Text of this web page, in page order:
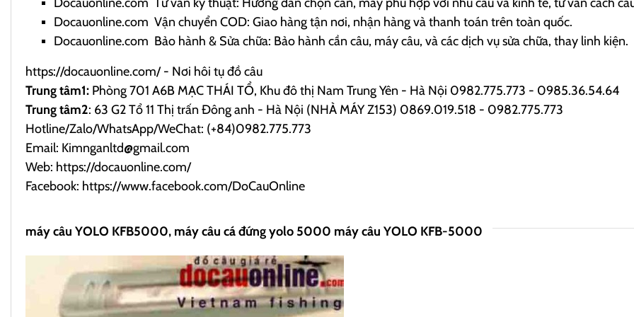
Docauonline.com Vận chuyển COD: Giao hàng tận nơi, nhận hàng và thanh toán trên toàn quốc.
Docauonline.com Bảo hành & Sửa chữa: Bảo hành cần câu, máy câu, và các dịch vụ sửa chữa, thay linh kiện.
https://docauonline.com/- Nơi hôi tụ đồ câu
Trung tâm1: Phòng 701 A6B MẠC THÁI TỔ, Khu đô thị Nam Trung Yên - Hà Nội 0982.775.773 - 0985.36.54.64
Trung tâm2: 63 G2 Tổ 11 Thị trấn Đông anh - Hà Nội (NHÀ MÁY Z153) 0869.019.518 - 0982.775.773
Hotline/Zalo/WhatsApp/WeChat: (+84)0982.775.773
Email: Kimnganltd@gmail.com
Web: https://docauonline.com/
Facebook: https://www.facebook.com/DoCauOnline
máy câu YOLO KFB5000, máy câu cá đứng yolo 5000 máy câu YOLO KFB-5000